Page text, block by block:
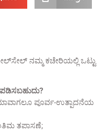
ನಮ್ಮ ಕಚೇರಿಯಲ್ಲಿ ಒಟ್ಟು
ಪೂರ್ವ-ಉತ್ಪಾದನೆಯ
ತಪಾಸಣೆ;